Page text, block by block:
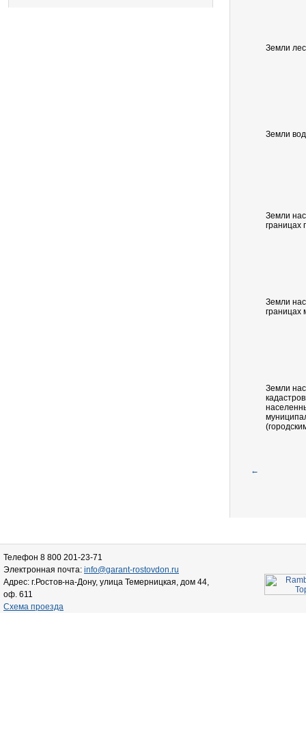
Земли
Земли
Земли
границах
Земли
границах
Земли
←
Телефон 8 800 201-23-71
Электронная почта: info@garant-rostovdon.ru
Адрес: г.Ростов-на-Дону, улица Темерницкая, дом 44,
оф. 611
Схема проезда